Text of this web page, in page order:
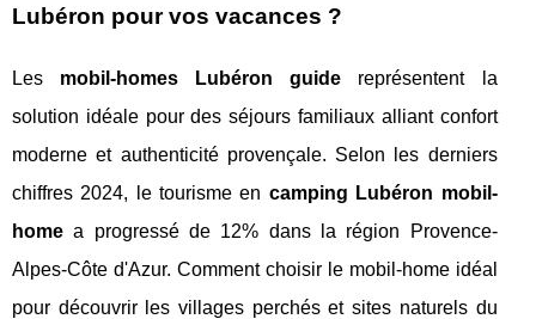
Lubéron pour vos vacances ?
Les mobil-homes Lubéron guide représentent la
solution idéale pour des séjours familiaux alliant confort
moderne et authenticité provençale. Selon les derniers
chiffres 2024, le tourisme en camping Lubéron mobil-
home a progressé de 12% dans la région Provence-
Alpes-Côte d'Azur. Comment choisir le mobil-home idéal
pour découvrir les villages perchés et sites naturels du